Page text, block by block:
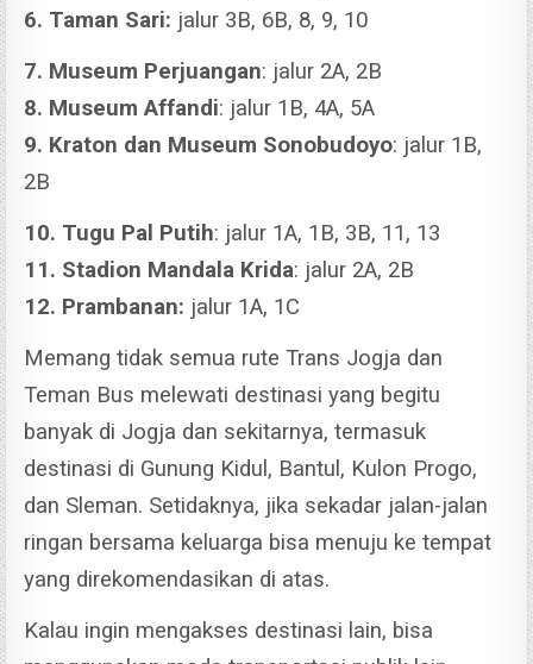
6. Taman Sari: jalur 3B, 6B, 8, 9, 10
7. Museum Perjuangan: jalur 2A, 2B
8. Museum Affandi: jalur 1B, 4A, 5A
9. Kraton dan Museum Sonobudoyo: jalur 1B,
2B
10. Tugu Pal Putih: jalur 1A, 1B, 3B, 11, 13
11. Stadion Mandala Krida: jalur 2A, 2B
12. Prambanan: jalur 1A, 1C
Memang tidak semua rute Trans Jogja dan
Teman Bus melewati destinasi yang begitu
banyak di Jogja dan sekitarnya, termasuk
destinasi di Gunung Kidul, Bantul, Kulon Progo,
dan Sleman. Setidaknya, jika sekadar jalan-jalan
ringan bersama keluarga bisa menuju ke tempat
yang direkomendasikan di atas.
Kalau ingin mengakses destinasi lain, bisa